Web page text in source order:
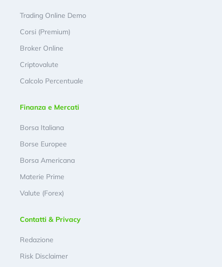
Trading Online Demo
Corsi (Premium)
Broker Online
Criptovalute
Calcolo Percentuale
Finanza e Mercati
Borsa Italiana
Borse Europee
Borsa Americana
Materie Prime
Valute (Forex)
Contatti & Privacy
Redazione
Risk Disclaimer